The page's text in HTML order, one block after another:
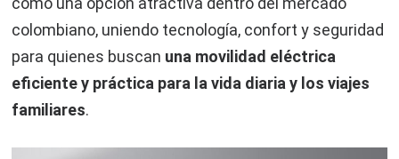
colombiano, uniendo tecnología, confort y seguridad
para quienes buscan una movilidad eléctrica
eficiente y práctica para la vida diaria y los viajes
familiares.